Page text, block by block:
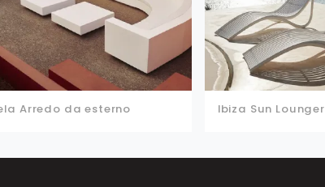
Arredo da esterno Ibiza Sun Lounger